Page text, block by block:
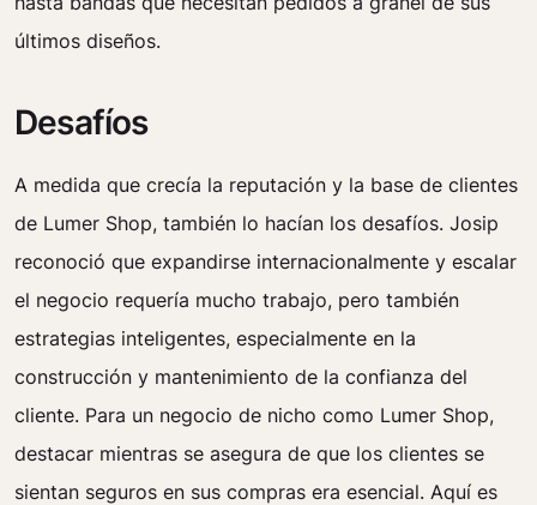
últimos diseños.
Desafíos
A medida que crecía la reputación y la base de clientes
de Lumer Shop, también lo hacían los desafíos. Josip
reconoció que expandirse internacionalmente y escalar
el negocio requería mucho trabajo, pero también
estrategias inteligentes, especialmente en la
construcción y mantenimiento de la confianza del
cliente. Para un negocio de nicho como Lumer Shop,
destacar mientras se asegura de que los clientes se
sientan seguros en sus compras era esencial. Aquí es